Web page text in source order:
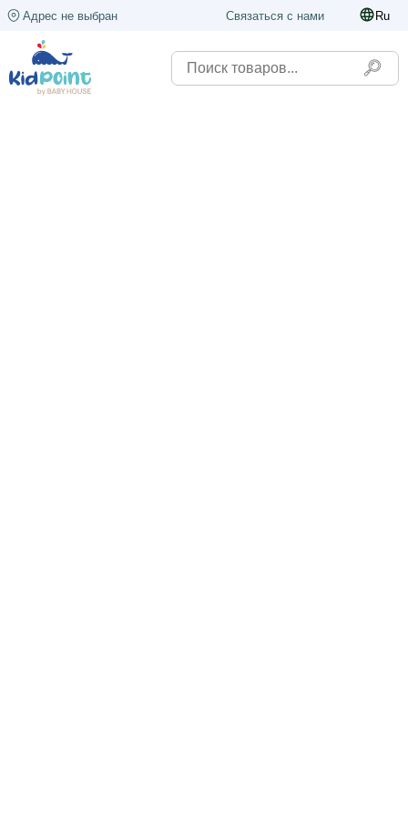
Адрес не выбран Связаться с нами Ru